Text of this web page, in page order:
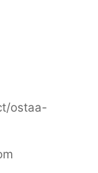
ostaa-